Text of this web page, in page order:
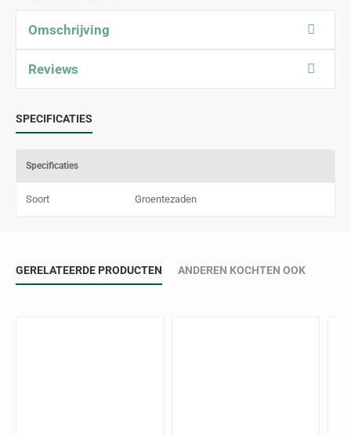
Omschrijving
Reviews
SPECIFICATIES
Specificaties
Soort Groentezaden
GERELATEERDE PRODUCTEN ANDEREN KOCHTEN OOK